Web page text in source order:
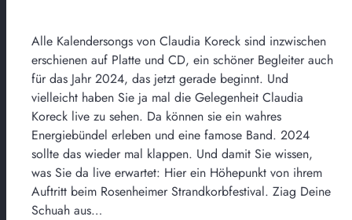
Alle Kalendersongs von Claudia Koreck sind inzwischen
erschienen auf Platte und CD, ein schöner Begleiter auch
für das Jahr 2024, das jetzt gerade beginnt. Und
vielleicht haben Sie ja mal die Gelegenheit Claudia
Koreck live zu sehen. Da können sie ein wahres
Energiebündel erleben und eine famose Band. 2024
sollte das wieder mal klappen. Und damit Sie wissen,
was Sie da live erwartet: Hier ein Höhepunkt von ihrem
Auftritt beim Rosenheimer Strandkorbfestival. Ziag Deine
Schuah aus…